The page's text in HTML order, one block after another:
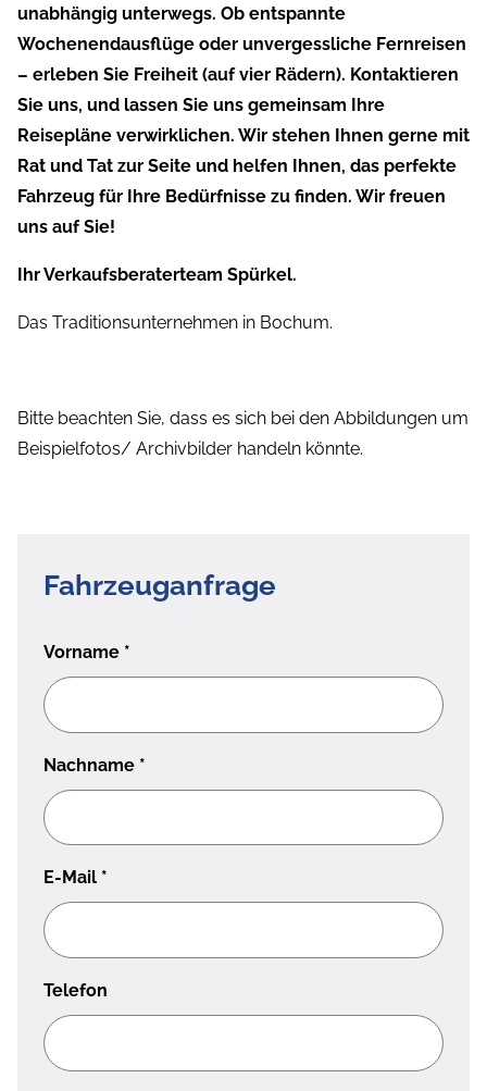
unabhängig unterwegs. Ob entspannte
Wochenendausflüge oder unvergessliche Fernreisen
– erleben Sie Freiheit (auf vier Rädern). Kontaktieren
Sie uns, und lassen Sie uns gemeinsam Ihre
Reisepläne verwirklichen. Wir stehen Ihnen gerne mit
Rat und Tat zur Seite und helfen Ihnen, das perfekte
Fahrzeug für Ihre Bedürfnisse zu finden. Wir freuen
uns auf Sie!
Ihr Verkaufsberaterteam Spürkel.
Das Traditionsunternehmen in Bochum.
Bitte beachten Sie, dass es sich bei den Abbildungen um
Beispielfotos/ Archivbilder handeln könnte.
Fahrzeuganfrage
Vorname *
Nachname *
E-Mail *
Telefon